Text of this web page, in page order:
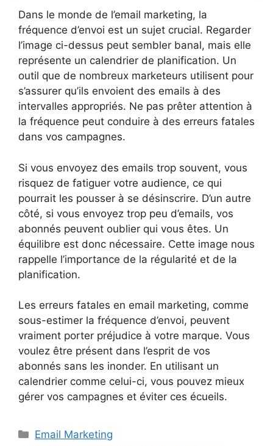
Dans le monde de l’email marketing, la
fréquence d’envoi est un sujet crucial. Regarder
l’image ci-dessus peut sembler banal, mais elle
représente un calendrier de planification. Un
outil que de nombreux marketeurs utilisent pour
s’assurer qu’ils envoient des emails à des
intervalles appropriés. Ne pas prêter attention à
la fréquence peut conduire à des erreurs fatales
dans vos campagnes.
Si vous envoyez des emails trop souvent, vous
risquez de fatiguer votre audience, ce qui
pourrait les pousser à se désinscrire. D’un autre
côté, si vous envoyez trop peu d’emails, vos
abonnés peuvent oublier qui vous êtes. Un
équilibre est donc nécessaire. Cette image nous
rappelle l’importance de la régularité et de la
planification.
Les erreurs fatales en email marketing, comme
sous-estimer la fréquence d’envoi, peuvent
vraiment porter préjudice à votre marque. Vous
voulez être présent dans l’esprit de vos
abonnés sans les inonder. En utilisant un
calendrier comme celui-ci, vous pouvez mieux
gérer vos campagnes et éviter ces écueils.
Catégories
Email Marketing